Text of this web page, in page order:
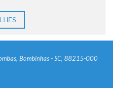
Bombinhas - SC, 88215-000